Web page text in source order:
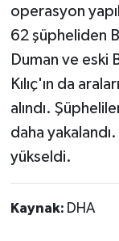
operasyon
62 şüpheliden
Duman ve eski
Kılıç'ın da
alındı.
daha
yükseldi.
Kaynak: DHA